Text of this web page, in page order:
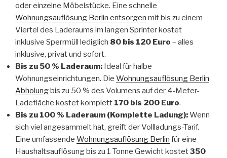
oder einzelne Möbelstücke. Eine schnelle
Wohnungsauflösung Berlin entsorgen mit bis zu einem
Viertel des Laderaums im langen Sprinter kostet
inklusive Sperrmüll lediglich 80 bis 120 Euro – alles
inklusive, privat und sofort.
Bis zu 50 % Laderaum: Ideal für halbe
Wohnungseinrichtungen. Die Wohnungsauflösung Berlin
Abholungbis zu 50 % des Volumens auf der 4-Meter-
Ladefläche kostet komplett 170 bis 200 Euro.
Bis zu 100 % Laderaum (Komplette Ladung):Wenn
sich viel angesammelt hat, greift der Vollladungs-Tarif.
Eine umfassende Wohnungsauflösung Berlin für eine
Haushaltsauflösung bis zu 1 Tonne Gewicht kostet350